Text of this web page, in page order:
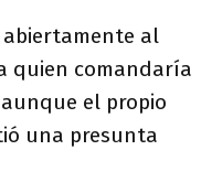
al
quien comandaría
el propio
una presunta